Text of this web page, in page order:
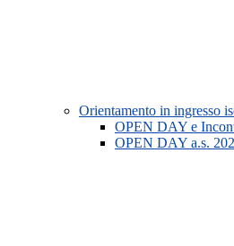
Orientamento in ingresso
OPEN DAY e
OPEN DAY a.s.